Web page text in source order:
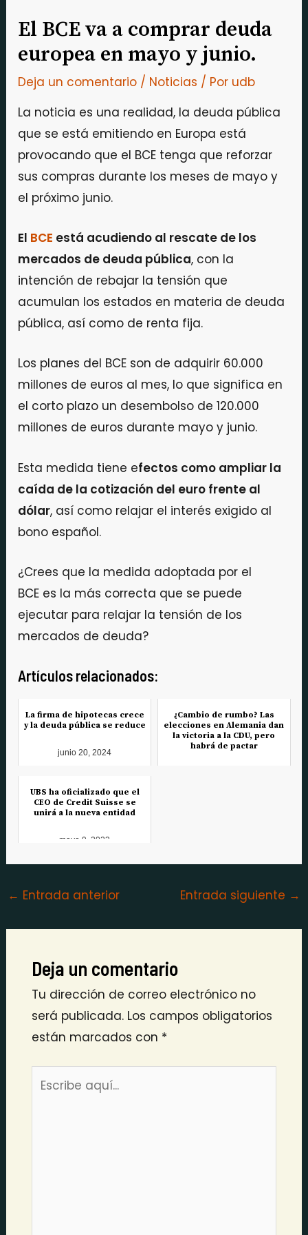
El BCE va a comprar deuda
europea en mayo y junio.
Deja un comentario / Noticias / Por udb
La noticia es una realidad, la deuda pública
que se está emitiendo en Europa está
provocando que el BCE tenga que reforzar
sus compras durante los meses de mayo y
el próximo junio.
El BCE está acudiendo al rescate de los
mercados de deuda pública, con la
intención de rebajar la tensión que
acumulan los estados en materia de deuda
pública, así como de renta fija.
Los planes del BCE son de adquirir 60.000
millones de euros al mes, lo que significa en
el corto plazo un desembolso de 120.000
millones de euros durante mayo y junio.
Esta medida tiene efectos como ampliar la
caída de la cotización del euro frente al
dólar, así como relajar el interés exigido al
bono español.
¿Crees que la medida adoptada por el
BCE es la más correcta que se puede
ejecutar para relajar la tensión de los
mercados de deuda?
Artículos relacionados:
La firma de hipotecas crece
y la deuda pública se reduce
junio 20, 2024
¿Cambio de rumbo? Las
elecciones en Alemania dan
la victoria a la CDU, pero
habrá de pactar
UBS ha oficializado que el
CEO de Credit Suisse se
unirá a la nueva entidad
mayo 9, 2023
← Entrada anterior Entrada siguiente →
Deja un comentario
Tu dirección de correo electrónico no
será publicada. Los campos obligatorios
están marcados con *